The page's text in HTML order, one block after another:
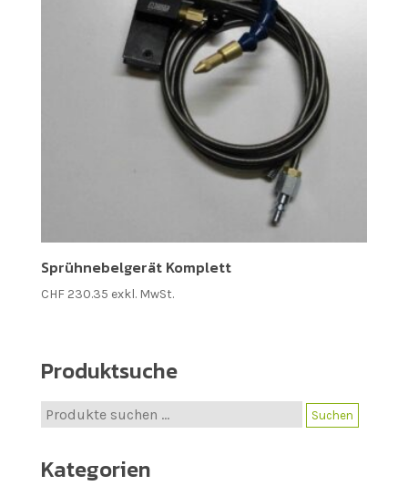
Sprühnebelgerät Komplett
CHF230.35 exkl. MwSt.
Produktsuche
Suche
nach:
Suchen
Kategorien